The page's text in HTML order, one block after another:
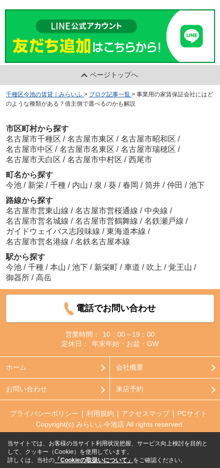
ページトップへ
千種区今池の賃貸｜みらいふ > ブログ記事一覧 > 事業用の家賃保証会社にはど
のような種類がある？借主側で選べるのかも解説
市区町村から探す
名古屋市千種区 / 名古屋市東区 / 名古屋市昭和区 /
名古屋市中区 / 名古屋市名東区 / 名古屋市瑞穂区 /
名古屋市天白区 / 名古屋市中村区 / 西尾市
町名から探す
今池 / 新栄 / 千種 / 内山 / 泉 / 葵 / 春岡 / 筒井 / 仲田 / 池下
路線から探す
名古屋市営東山線 / 名古屋市営桜通線 / 中央線 /
名古屋市営名城線 / 名古屋市営鶴舞線 / 名鉄瀬戸線 /
ガイドウェイバス志段味線 / 東海道本線 /
名古屋市営名港線 / 名鉄名古屋本線
駅から探す
今池 / 千種 / 本山 / 池下 / 新栄町 / 車道 / 吹上 / 覚王山 /
御器所 / 高岳
電話でお問い合わせ
営業時間：
10：00～19：00
定休日：
年末年始・お盆・GW
ホーム 会社概要
お問い合わせ 来店予約
プライバシーポリシー 利用規約 アクセスマップ
PCサイト
Copyright(c) みらいふ今池店 All rights reserved.
当サイトでは、お客様の当サイト利用状況把握、サービス向上検討を目的と
して、クッキー（Cookie）を使用しています。
詳しくは、当社の 「Cookieの取扱いについて」 をご確認ください。